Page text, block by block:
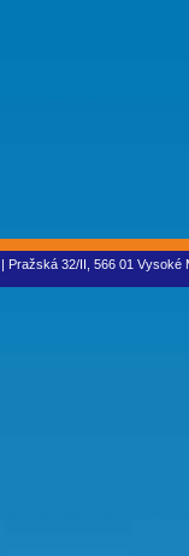
Pražská 32/II, 566 01 Vysoké